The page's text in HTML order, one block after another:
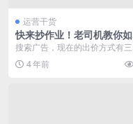
运营干货
快来抄作业！老司机教你如
设置关键词出价
搜索广告，现在的出价方式有三
种，cpc模式、ocpc模式和ocpm
式。 cpc...
4 年前